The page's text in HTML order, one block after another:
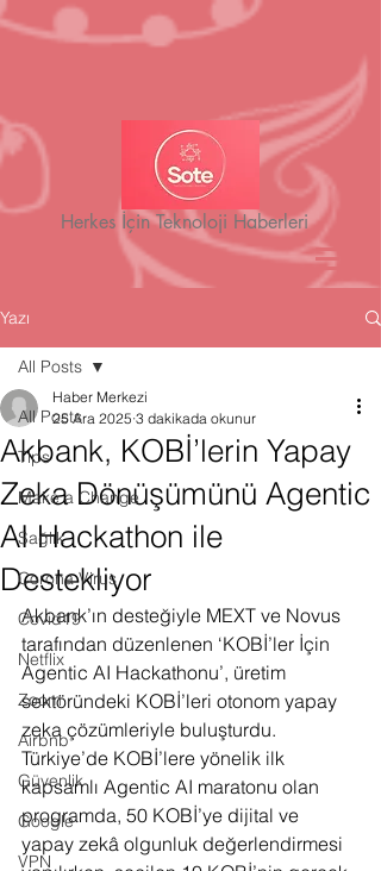
Herkes İçin Teknoloji Haberleri
Yazı
All Posts
Tips
Make a Change
Sağlık
Corona Virus
Covid19
Netflix
Zoom
Airbnb
Güvenlik
Google
VPN
All Posts
Akbank, KOBİ’lerin Yapay
Zeka Dönüşümünü Agentic
AI Hackathon ile
Destekliyor
Haber Merkezi
25 Ara 2025 3 dakikada okunur
Akbank’ın desteğiyle MEXT ve Novus
tarafından düzenlenen ‘KOBİ’ler İçin
Agentic AI Hackathonu’, üretim
sektöründeki KOBİ’leri otonom yapay
zeka çözümleriyle buluşturdu.
Türkiye’de KOBİ’lere yönelik ilk
kapsamlı Agentic AI maratonu olan
programda, 50 KOBİ’ye dijital ve
yapay zekâ olgunluk değerlendirmesi